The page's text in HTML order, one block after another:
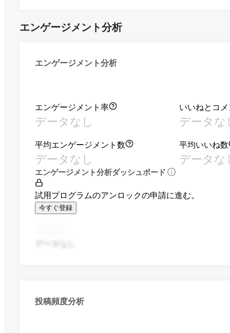
エンゲージメント分析
エンゲージメント分析
エンゲージメント率
データなし
いいねとコ
データな
平均エンゲージメント数
データなし
平均いいね数
データな
エンゲージメント分析ダッシュボード
試用プログラムのアンロックの申請に進む。
今すぐ登録
投稿頻度分析